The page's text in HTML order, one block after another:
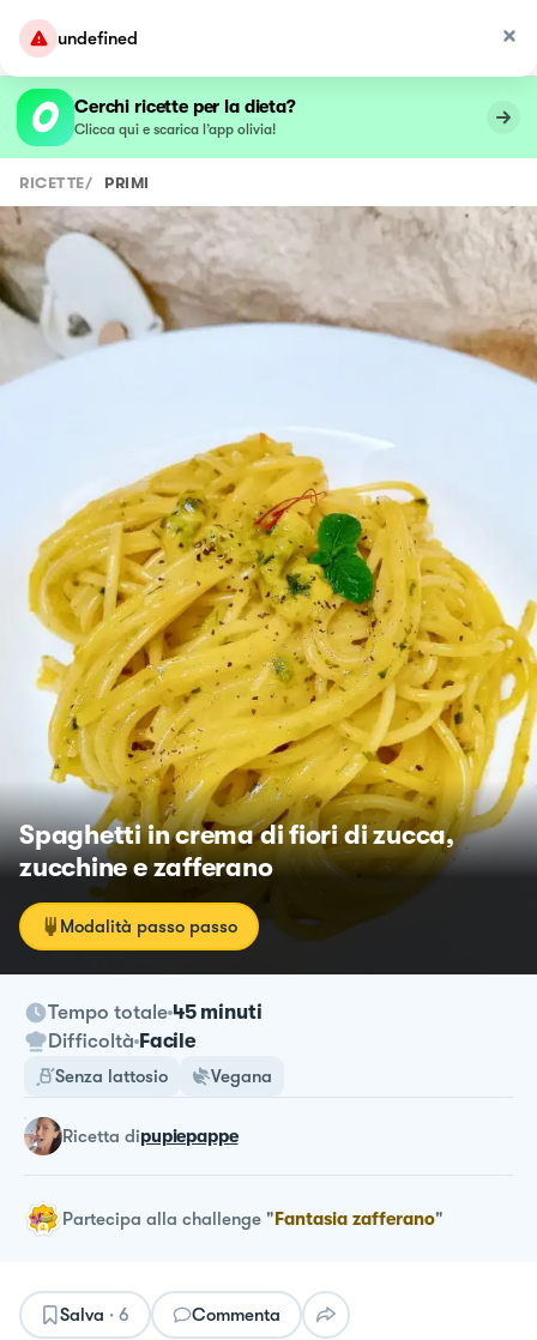
undefined
Cerchi ricette per la dieta?
Clicca qui e scarica l’app olivia!
RICETTE/ PRIMI
Spaghetti in crema di fiori di zucca,
zucchine e zafferano
Modalità passo passo
Tempo totale 45 minuti
Difficoltà Facile
Senza lattosio Vegana
ricetta dipupiepappe
Partecipa alla challenge "Fantasia zafferano"
Salva · 6 Commenta